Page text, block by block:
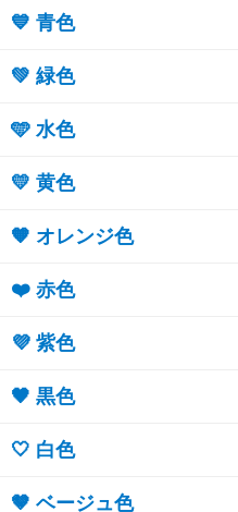
💙 青色
💚 緑色
🩵 水色
💛 黄色
🧡 オレンジ色
❤️ 赤色
💜 紫色
🖤 黒色
🤍 白色
🤎 ベージュ色